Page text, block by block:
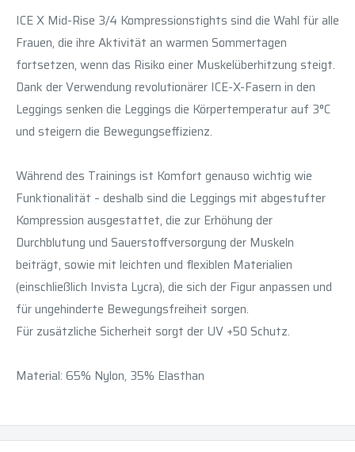
ICE X Mid-Rise 3/4 Kompressionstights sind die Wahl für alle
Frauen, die ihre Aktivität an warmen Sommertagen
fortsetzen, wenn das Risiko einer Muskelüberhitzung steigt.
Dank der Verwendung revolutionärer ICE-X-Fasern in den
Leggings senken die Leggings die Körpertemperatur auf 3°C
und steigern die Bewegungseffizienz.
Während des Trainings ist Komfort genauso wichtig wie
Funktionalität – deshalb sind die Leggings mit abgestufter
Kompression ausgestattet, die zur Erhöhung der
Durchblutung und Sauerstoffversorgung der Muskeln
beiträgt, sowie mit leichten und flexiblen Materialien
(einschließlich Invista Lycra), die sich der Figur anpassen und
für ungehinderte Bewegungsfreiheit sorgen.
Für zusätzliche Sicherheit sorgt der UV +50 Schutz.
Material: 65% Nylon, 35% Elasthan